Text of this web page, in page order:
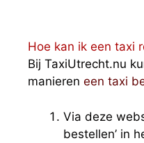
Hoe kan ik een taxi
Bij TaxiUtrecht.nu
manieren een taxi
Via deze
bestellen’ in